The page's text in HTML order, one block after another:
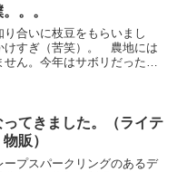
た、別の漢字...
。。
り合いに枝豆をもらいまし
すぎ（苦笑）。 農地には
ん。今年はサボリだったな
たので、（酒も...
ってきました。（ライテ
販）
ープスパークリングのあるデ